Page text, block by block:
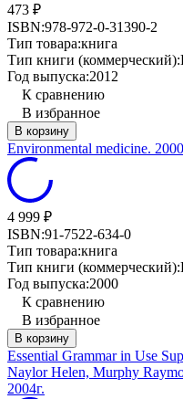
473 ₽
ISBN:978-972-0-31390-2
Тип товара:книга
Тип книги (коммерческий):
Год выпуска:2012
К сравнению
В избранное
В корзину
Environmental medicine.
4 999 ₽
ISBN:91-7522-634-0
Тип товара:книга
Тип книги (коммерческий):
Год выпуска:2000
К сравнению
В избранное
В корзину
Essential Grammar in Use
Naylor Helen, Murphy
2004г.